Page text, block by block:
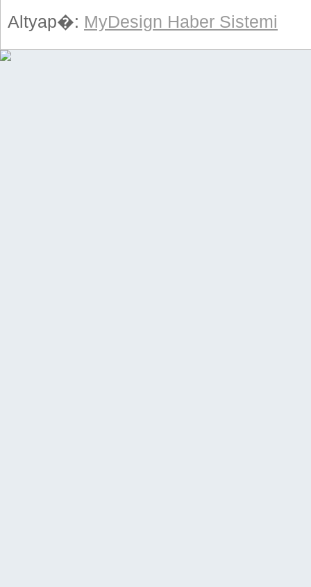
Altyap�: MyDesign Haber Sistemi